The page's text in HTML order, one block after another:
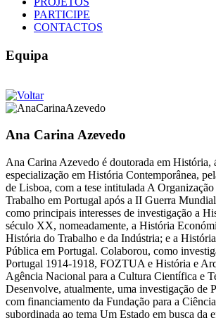
PARTICIPE
CONTACTOS
Equipa
Ana Carina Azevedo
Ana Carina Azevedo é doutorada em História,
especialização em História Contemporânea,
de Lisboa, com a tese intitulada A
Trabalho em Portugal após a II Guerra
como principais interesses de investigação a
século XX, nomeadamente, a História
História do Trabalho e da Indústria; e a
Pública em Portugal. Colaborou, como
Portugal 1914-1918, FOZTUA e História e
Agência Nacional para a Cultura Científica e
Desenvolve, atualmente, uma investigação de
com financiamento da Fundação para a
subordinada ao tema Um Estado em busca da